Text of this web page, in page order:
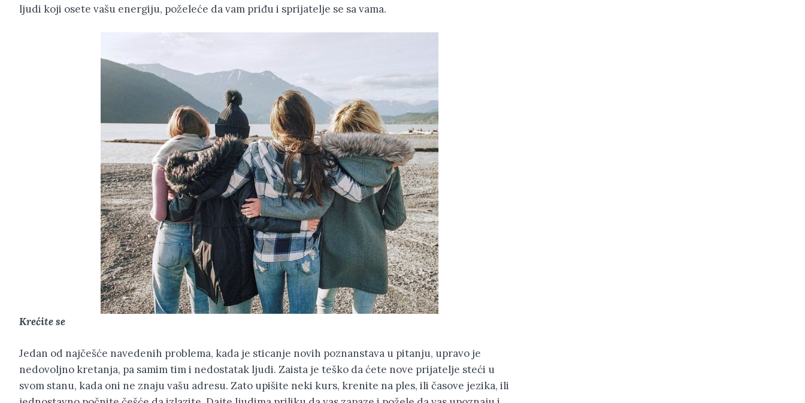
ljudi koji osete vašu energiju, poželeće da vam priđu i sprijatelje se sa vama.
Krećite se
Jedan od najčešće navedenih problema, kada je sticanje novih poznanstava u pitanju, upravo je
nedovoljno kretanja, pa samim tim i nedostatak ljudi. Zaista je teško da ćete nove prijatelje steći u
svom stanu, kada oni ne znaju vašu adresu. Zato upišite neki kurs, krenite na ples, ili časove jezika, ili